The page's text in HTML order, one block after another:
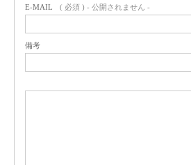
E-MAIL ( 必須 ) - 公開されません -
備考